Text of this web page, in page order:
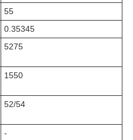
55
0.35345
5275
1550
52/54
-